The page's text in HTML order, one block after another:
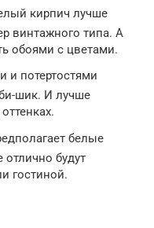
кирпич лучше
винтажного типа. А
обоями с цветами.
и потертостями
шик. И лучше
белые
будут
гостиной.